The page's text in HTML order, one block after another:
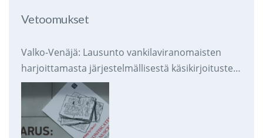
Vetoomukset
Valko-Venäjä: Lausunto vankilaviranomaisten
harjoittamasta järjestelmällisestä käsikirjoitusten
takavarikoinnista ja tuhoamisesta